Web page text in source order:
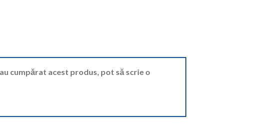
cumpărat acest produs, pot să scrie o